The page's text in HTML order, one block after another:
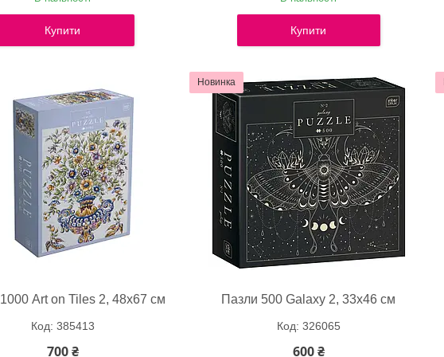
Купити Купити
Art on Tiles 2, 48х67 см
385413
700 ₴
Новинка
Пазли 500 Galaxy 2, 33х46 см
326065
600 ₴